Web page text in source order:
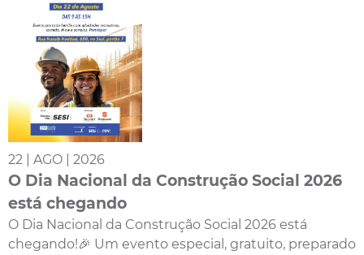
22 | AGO | 2026
O Dia Nacional da Construção Social 2026
está chegando
O Dia Nacional da Construção Social 2026 está
chegando!🎉 Um evento especial, gratuito, preparado